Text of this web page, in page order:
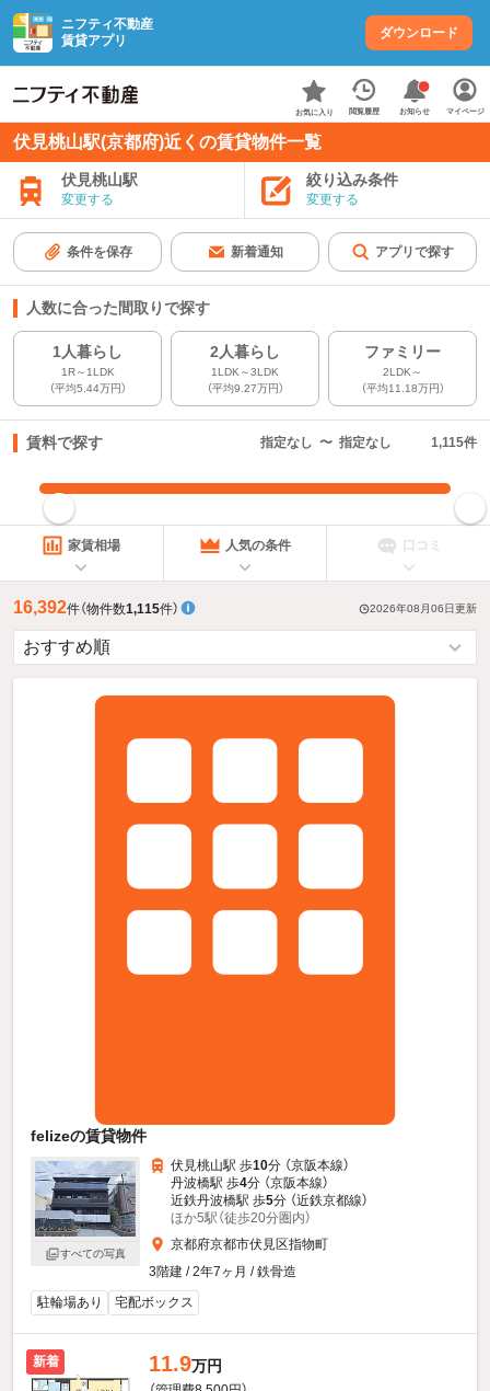
ニフティ不動産
賃貸アプリ
ダウンロード
お気に入り 閲覧履歴 お知らせ マイページ
伏見桃山駅(京都府)近くの賃貸物件一覧
伏見桃山駅
変更する
絞り込み条件
変更する
条件を保存 新着通知 アプリで探す
人数に合った間取りで探す
1人暮らし
1R～1LDK
（平均5.44万円）
2人暮らし
1LDK～3LDK
（平均9.27万円）
ファミリー
2LDK～
（平均11.18万円）
賃料で探す 指定なし 〜 指定なし 1,115件
指定した賃料で絞り込む
家賃相場 人気の条件 口コミ
16,392件（物件数1,115件） 2026年08月06日更新
felizeの賃貸物件
すべての写真
伏見桃山駅 歩10分 （京阪本線）
丹波橋駅 歩4分 （京阪本線）
近鉄丹波橋駅 歩5分 （近鉄京都線）
ほか5駅（徒歩20分圏内）
京都府京都市伏見区指物町
3階建 / 2年7ヶ月 / 鉄骨造
駐輪場あり
宅配ボックス
新着 11.9万円